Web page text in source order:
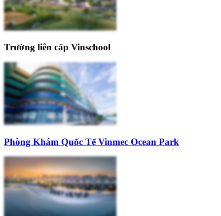
Trường liên cấp Vinschool
Phòng Khám Quốc Tế Vinmec Ocean Park